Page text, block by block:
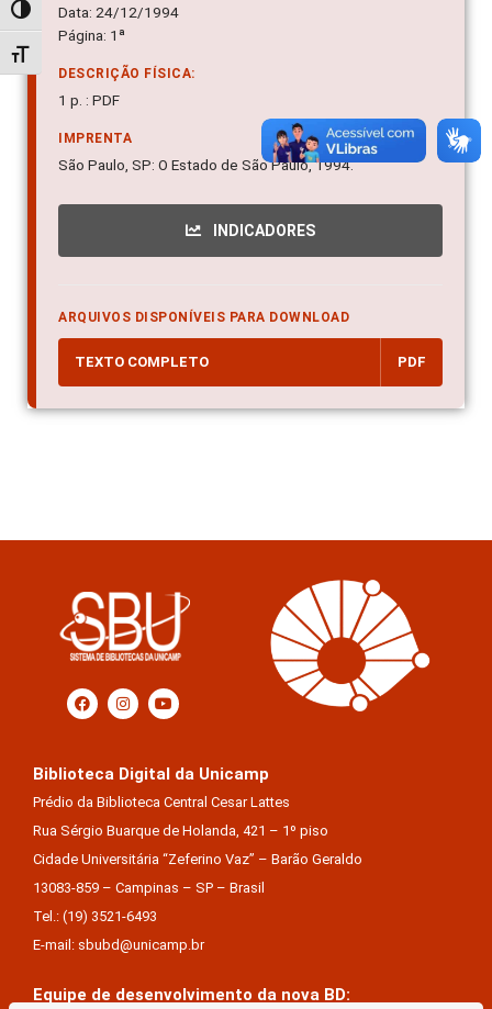
Alternar alto contraste
Alternar tamanho da fonte
Data: 24/12/1994
Página: 1ª
DESCRIÇÃO FÍSICA:
1 p. : PDF
IMPRENTA
São Paulo, SP: O Estado de São Paulo, 1994.
INDICADORES
ARQUIVOS DISPONÍVEIS PARA DOWNLOAD
TEXTO COMPLETO PDF
Biblioteca Digital da Unicamp
Prédio da Biblioteca Central Cesar Lattes
Rua Sérgio Buarque de Holanda, 421 – 1º piso
Cidade Universitária “Zeferino Vaz” – Barão Geraldo
13083-859 – Campinas – SP – Brasil
Tel.: (19) 3521-6493
E-mail: sbubd@unicamp.br
Equipe de desenvolvimento da nova BD: